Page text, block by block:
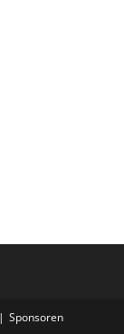
Sponsoren